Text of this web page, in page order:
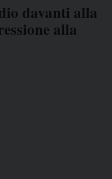
davanti alla
alla